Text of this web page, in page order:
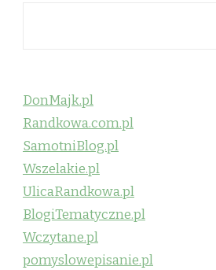
DonMajk.pl
Randkowa.com.pl
SamotniBlog.pl
Wszelakie.pl
UlicaRandkowa.pl
BlogiTematyczne.pl
Wczytane.pl
pomyslowepisanie.pl